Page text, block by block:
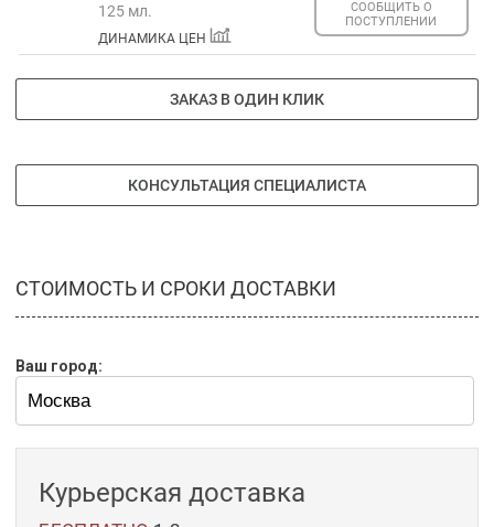
125 мл.
ДИНАМИКА ЦЕН
СООБЩИТЬ О
ПОСТУПЛЕНИИ
ЗАКАЗ В ОДИН КЛИК
КОНСУЛЬТАЦИЯ СПЕЦИАЛИСТА
СТОИМОСТЬ И СРОКИ ДОСТАВКИ
Ваш город:
Курьерская доставка